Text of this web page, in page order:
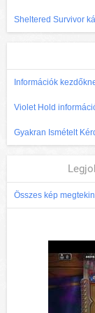
Sheltered Survivor
Információk
Violet Hold
Gyakran Ismételt
Összes kép